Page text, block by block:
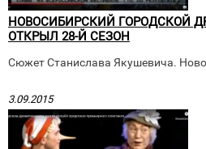
НОВОСИБИРСКИЙ ГОРОДСКОЙ
ОТКРЫЛ 28-Й СЕЗОН
Сюжет Станислава Якушевича.
3.09.2015